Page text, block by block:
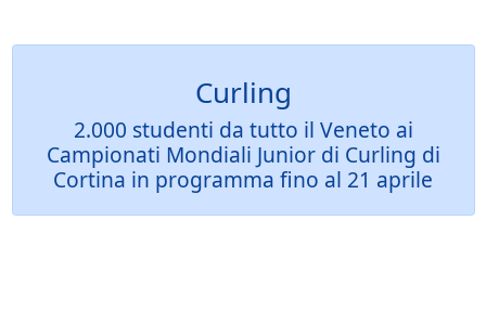
Curling
2.000 studenti da tutto il Veneto ai
Campionati Mondiali Junior di Curling di
Cortina in programma fino al 21 aprile